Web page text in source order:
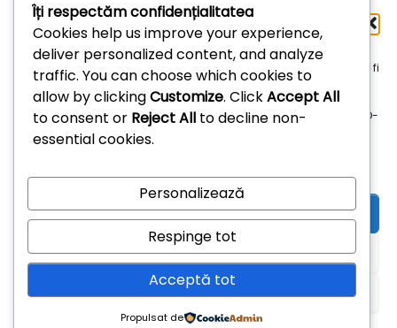
Administrează
consimțământul
Pentru a oferi cea mai bună experiență, folosim tehnologii, cum ar fi
cookie-uri, pentru a stoca și/sau accesa informațiile despre
dispozitive. Consimțământul pentru aceste tehnologii ne permite
să procesăm date, cum ar fi comportamentul de navigare sau ID-
uri unice pe acest site. Dacă nu îți dai consimțământul sau îți
retragi consimțământul dat poate avea afecte negative asupra
Acceptă
Refuză
Vezi preferințele
Arhive
Arhive
Îți respectăm confidențialitatea
Cookies help us improve your experience,
deliver personalized content, and analyze
traffic. You can choose which cookies to
allow by clickingCustomize. ClickAccept All
to consent or Reject All to decline non-
essential cookies.
Personalizează
Respinge tot
Acceptă tot
Propulsat de